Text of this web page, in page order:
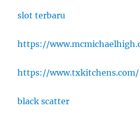
slot terbaru
https://
https://www.txkitchens.com/
black scatter